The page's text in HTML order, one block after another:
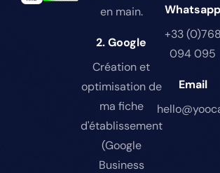
en main.
2. Google
Création et
optimisation de
ma fiche
d'établissement
(Google
Business
Whatsapp
+33 (0)768
094 095
Email